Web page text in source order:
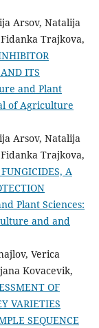
Arsov, Natalija
Trajkova,
ITS
and Plant
of Agriculture
Arsov, Natalija
Trajkova,
A
Plant Sciences:
and and
Verica
Kovacevik,
OF
VARIETIES
SEQUENCE